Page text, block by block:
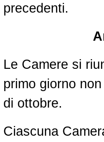
precedenti.
Le Camere si
primo giorno
di ottobre.
Ciascuna